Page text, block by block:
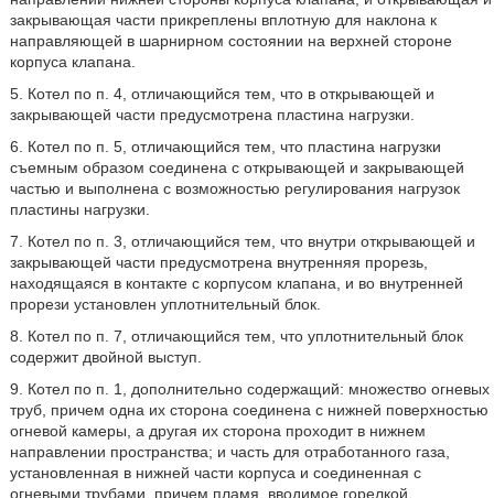
закрывающая части прикреплены вплотную для наклона к
направляющей в шарнирном состоянии на верхней стороне
корпуса клапана.
5. Котел по п. 4, отличающийся тем, что в открывающей и
закрывающей части предусмотрена пластина нагрузки.
6. Котел по п. 5, отличающийся тем, что пластина нагрузки
съемным образом соединена с открывающей и закрывающей
частью и выполнена с возможностью регулирования нагрузок
пластины нагрузки.
7. Котел по п. 3, отличающийся тем, что внутри открывающей и
закрывающей части предусмотрена внутренняя прорезь,
находящаяся в контакте с корпусом клапана, и во внутренней
прорези установлен уплотнительный блок.
8. Котел по п. 7, отличающийся тем, что уплотнительный блок
содержит двойной выступ.
9. Котел по п. 1, дополнительно содержащий: множество огневых
труб, причем одна их сторона соединена с нижней поверхностью
огневой камеры, а другая их сторона проходит в нижнем
направлении пространства; и часть для отработанного газа,
установленная в нижней части корпуса и соединенная с
огневыми трубами, причем пламя, вводимое горелкой,